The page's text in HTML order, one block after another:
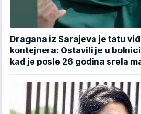
Dragana iz Sarajeva je tatu
kontejnera: Ostavili je u bolnici
kad je posle 26 godina srela